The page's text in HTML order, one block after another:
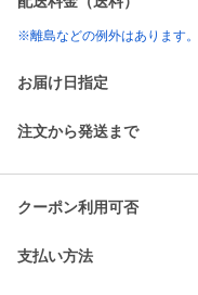
※離島などの例外はあります
お届け日指定
注文から発送まで
クーポン利用可否
支払い方法